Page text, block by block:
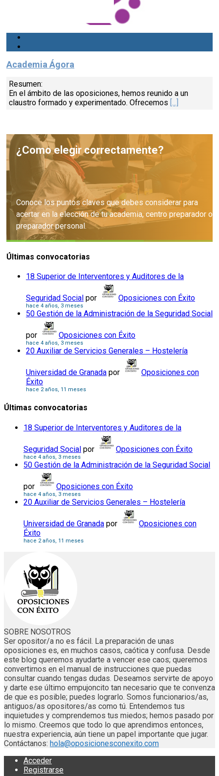
Academia Ágora
Resumen:
En el ámbito de las oposiciones, hemos reunido a un
claustro formado y experimentado. Ofrecemos [...]
¿Como elegir correctamente?
Conoce los puntos claves que debes considerar para
acertar en la elección de tu academia, centro preparador o
preparador personal.
Consejos
Últimas convocatorias
18 Superior de Interventores y Auditores de la
Seguridad Social por Oposiciones con Éxito
hace 4 años, 3 meses
50 Gestión de la Administración de la Seguridad Social
por Oposiciones con Éxito
hace 4 años, 3 meses
20 Auxiliar de Servicios Generales – Hostelería
Universidad de Granada por
Oposiciones con
Éxito
hace 2 años, 11 meses
Últimas convocatorias
18 Superior de Interventores y Auditores de la
Seguridad Social por Oposiciones con Éxito
hace 4 años, 3 meses
50 Gestión de la Administración de la Seguridad Social
por Oposiciones con Éxito
hace 4 años, 3 meses
20 Auxiliar de Servicios Generales – Hostelería
Universidad de Granada por
Oposiciones con
Éxito
hace 2 años, 11 meses
SOBRE NOSOTROS
Ser opositor/a no es fácil. La preparación de unas
oposiciones es, en muchos casos, caótica y confusa. Desde
este blog queremos ayudarte a vencer ese caos; queremos
convertirnos en el manual de instrucciones que puedas
consultar cuando tengas dudas. Deseamos servirte de apoyo
y darte ese último empujoncito tan necesario que te convenza
de que es posible; puedes lograrlo. Somos funcionarios/as,
antiguos/as opositores/as como tú. Entendemos tus
inquietudes y comprendemos tus miedos; hemos pasado por
lo mismo. Creemos que todo lo que aprendimos entonces,
nuestra experiencia, aún tiene un papel importante que jugar.
Contáctanos: hola@oposicionesconexito.com
Acceder
Registrarse